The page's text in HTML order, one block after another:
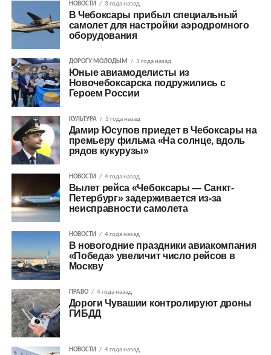
НОВОСТИ 3 года назад
В Чебоксары прибыл специальный
самолет для настройки аэродромного
оборудования
ДОРОГУ МОЛОДЫМ 3 года назад
Юные авиамоделисты из
Новочебоксарска подружились с
Героем России
КУЛЬТУРА 3 года назад
Дамир Юсупов приедет в Чебоксары на
премьеру фильма «На солнце, вдоль
рядов кукурузы»
НОВОСТИ 4 года назад
Вылет рейса «Чебоксары — Санкт-
Петербург» задерживается из-за
неисправности самолета
НОВОСТИ 4 года назад
В новогодние праздники авиакомпания
«Победа» увеличит число рейсов в
Москву
ПРАВО 4 года назад
Дороги Чувашии контролируют дроны
ГИБДД
НОВОСТИ 4 года назад